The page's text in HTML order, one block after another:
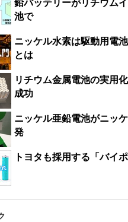
鉛バッテリーがリチウム
池で
ニッケル水素は駆動用電
とは
リチウム金属電池の実用
成功
ニッケル亜鉛電池がニッ
発
トヨタも採用する「バイ